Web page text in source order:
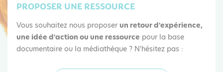
PROPOSER UNE RESSOURCE
Vous souhaitez nous proposer un retour d'expérience,
une idée d'action ou une ressource pour la base
documentaire ou la médiathèque ? N'hésitez pas :